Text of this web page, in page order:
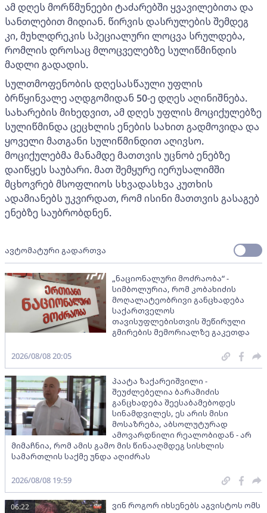
ამ დღეს მორწმუნეები ტაძარებში ყვავილებითა და
სანთლებით მიდიან. წირვის დასრულების შემდეგ
კი, მუხლდრეკის სპეციალური ლოცვა სრულდება,
რომლის დროსაც მლოცველებზე სულიწმინდის
მადლი გადადის.
სულთმოფენობის დღესასწაული უფლის
ბრწყინვალე აღდგომიდან 50-ე დღეს აღინიშნება.
სახარების მიხედვით, ამ დღეს უფლის მოციქულებზე
სულიწმინდა ცეცხლის ენების სახით გადმოვიდა და
ყოველი მათგანი სულიწმინდით აღივსო.
მოციქულებმა მანამდე მათთვის უცნობ ენებზე
დაიწყეს საუბარი. მათ შემყურე იერუსალიმში
მცხოვრებ მსოფლიოს სხვადასხვა კუთხის
ადამიანებს უკვირდათ, რომ ისინი მათთვის გასაგებ
ენებზე საუბრობდნენ.
ავტომატური გადართვა
„ნაციონალური მოძრაობა“ -
სიმბოლურია, რომ კობახიძის
მოღალატეობრივი განცხადება
საქართველოს
თავისუფლებისთვის შეწირული
გმირების მემორიალზე გაკეთდა
2026/08/08 20:05
პაატა ზაქარეიშვილი -
შეუძლებელია ბარამიძის
განცხადება შეესაბამებოდეს
სინამდვილეს, ეს არის მისი
მოსაზრება, აბსოლუტურად
ამოვარდნილი რეალობიდან - არ
მიმაჩნია, რომ ამის გამო მის წინააღმდეგ სისხლის
სამართლის საქმე უნდა აღიძრას
2026/08/08 19:59
ვინ როგორ იხსენებს აგვისტოს ომს
06:22